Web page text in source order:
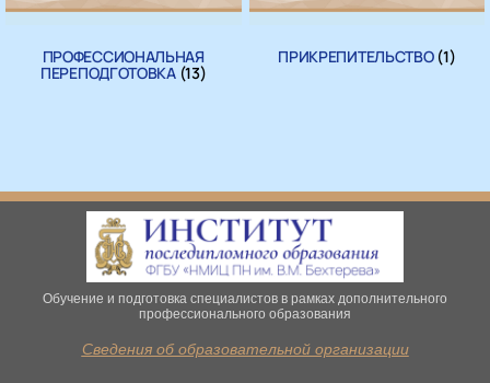
ПРОФЕССИОНАЛЬНАЯ
ПЕРЕПОДГОТОВКА (13)
ПРИКРЕПИТЕЛЬСТВО (1)
Обучение и подготовка специалистов в рамках дополнительного
профессионального образования
Сведения об образовательной организации